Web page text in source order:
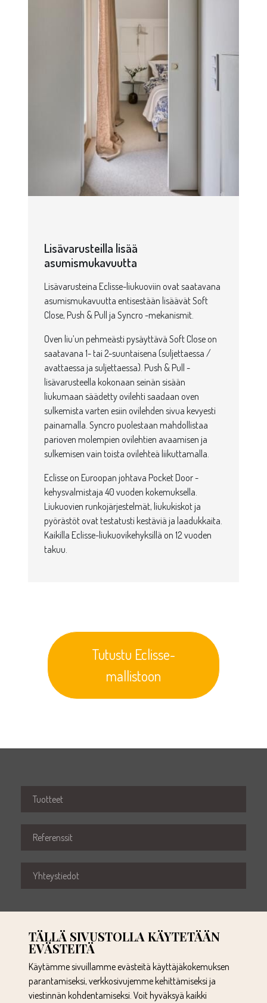
Lisävarusteilla lisää
asumismukavuutta
Lisävarusteina Eclisse-liukuoviin ovat saatavana
asumismukavuutta entisestään lisäävät Soft
Close, Push & Pull ja Syncro -mekanismit.
Oven liu’un pehmeästi pysäyttävä Soft Close on
saatavana 1- tai 2-suuntaisena (suljettaessa /
avattaessa ja suljettaessa). Push & Pull -
lisävarusteella kokonaan seinän sisään
liukumaan säädetty ovilehti saadaan oven
sulkemista varten esiin ovilehden sivua kevyesti
painamalla. Syncro puolestaan mahdollistaa
parioven molempien ovilehtien avaamisen ja
sulkemisen vain toista ovilehteä liikuttamalla.
Eclisse on Euroopan johtava Pocket Door -
kehysvalmistaja 40 vuoden kokemuksella.
Liukuovien runkojärjestelmät, liukukiskot ja
pyörästöt ovat testatusti kestäviä ja laadukkaita.
Kaikilla Eclisse-liukuovikehyksillä on 12 vuoden
takuu.
Tutustu Eclisse-
mallistoon
TÄLLÄ SIVUSTOLLA KÄYTETÄÄN
EVÄSTEITÄ
Käytämme sivuillamme evästeitä käyttäjäkokemuksen
parantamiseksi, verkkosivujemme kehittämiseksi ja
viestinnän kohdentamiseksi. Voit hyväksyä kaikki
Tuotteet
Referenssit
Yhteystiedot
010 281 4114